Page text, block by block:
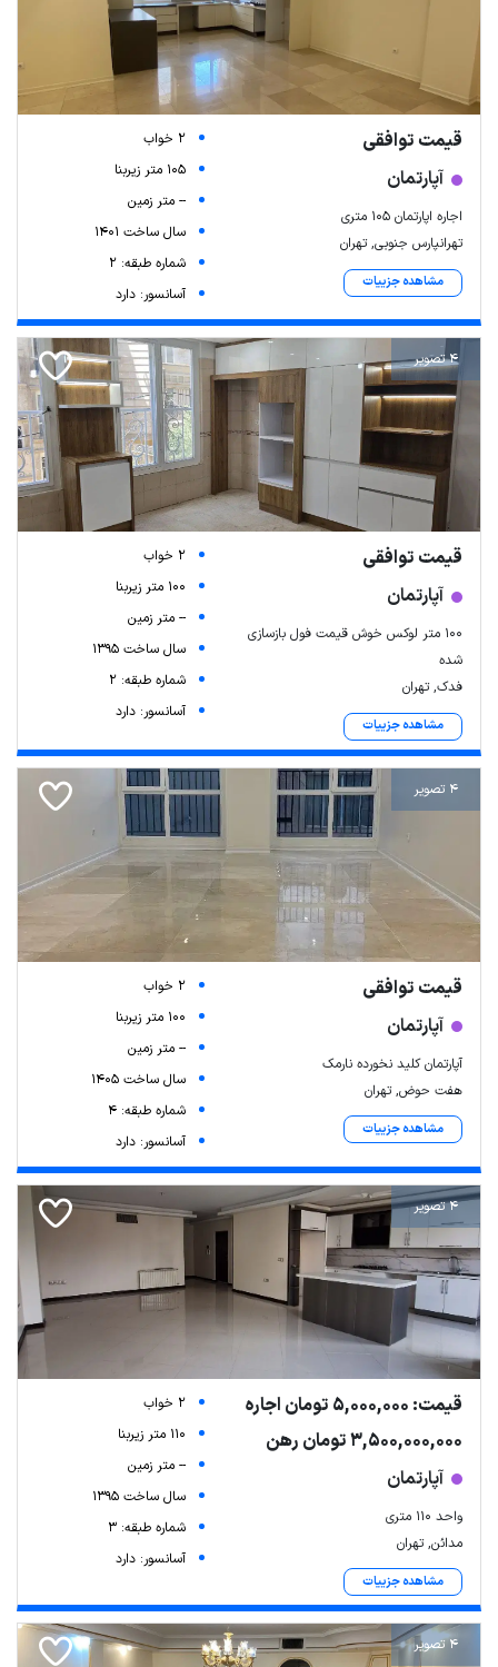
قیمت توافقی
آپارتمان
اجاره اپارتمان ۱۰۵ متری
تهرانپارس جنوبی, تهران
مشاهده جزییات
2 خواب
105 متر زیربنا
-- متر زمین
سال ساخت 1401
شماره طبقه: 2
آسانسور: دارد
4 تصویر
قیمت توافقی
آپارتمان
۱۰۰ متر لوکس خوش قیمت فول بازسازی
شده
فدک, تهران
مشاهده جزییات
2 خواب
100 متر زیربنا
-- متر زمین
سال ساخت 1395
شماره طبقه: 2
آسانسور: دارد
4 تصویر
قیمت توافقی
آپارتمان
آپارتمان کلید نخورده نارمک
هفت حوض, تهران
مشاهده جزییات
2 خواب
100 متر زیربنا
-- متر زمین
سال ساخت 1405
شماره طبقه: 4
آسانسور: دارد
4 تصویر
قیمت: 5,000,000 تومان اجاره
3,500,000,000 تومان رهن
آپارتمان
واحد ۱۱۰ متری
مدائن, تهران
مشاهده جزییات
2 خواب
110 متر زیربنا
-- متر زمین
سال ساخت 1395
شماره طبقه: 3
آسانسور: دارد
4 تصویر